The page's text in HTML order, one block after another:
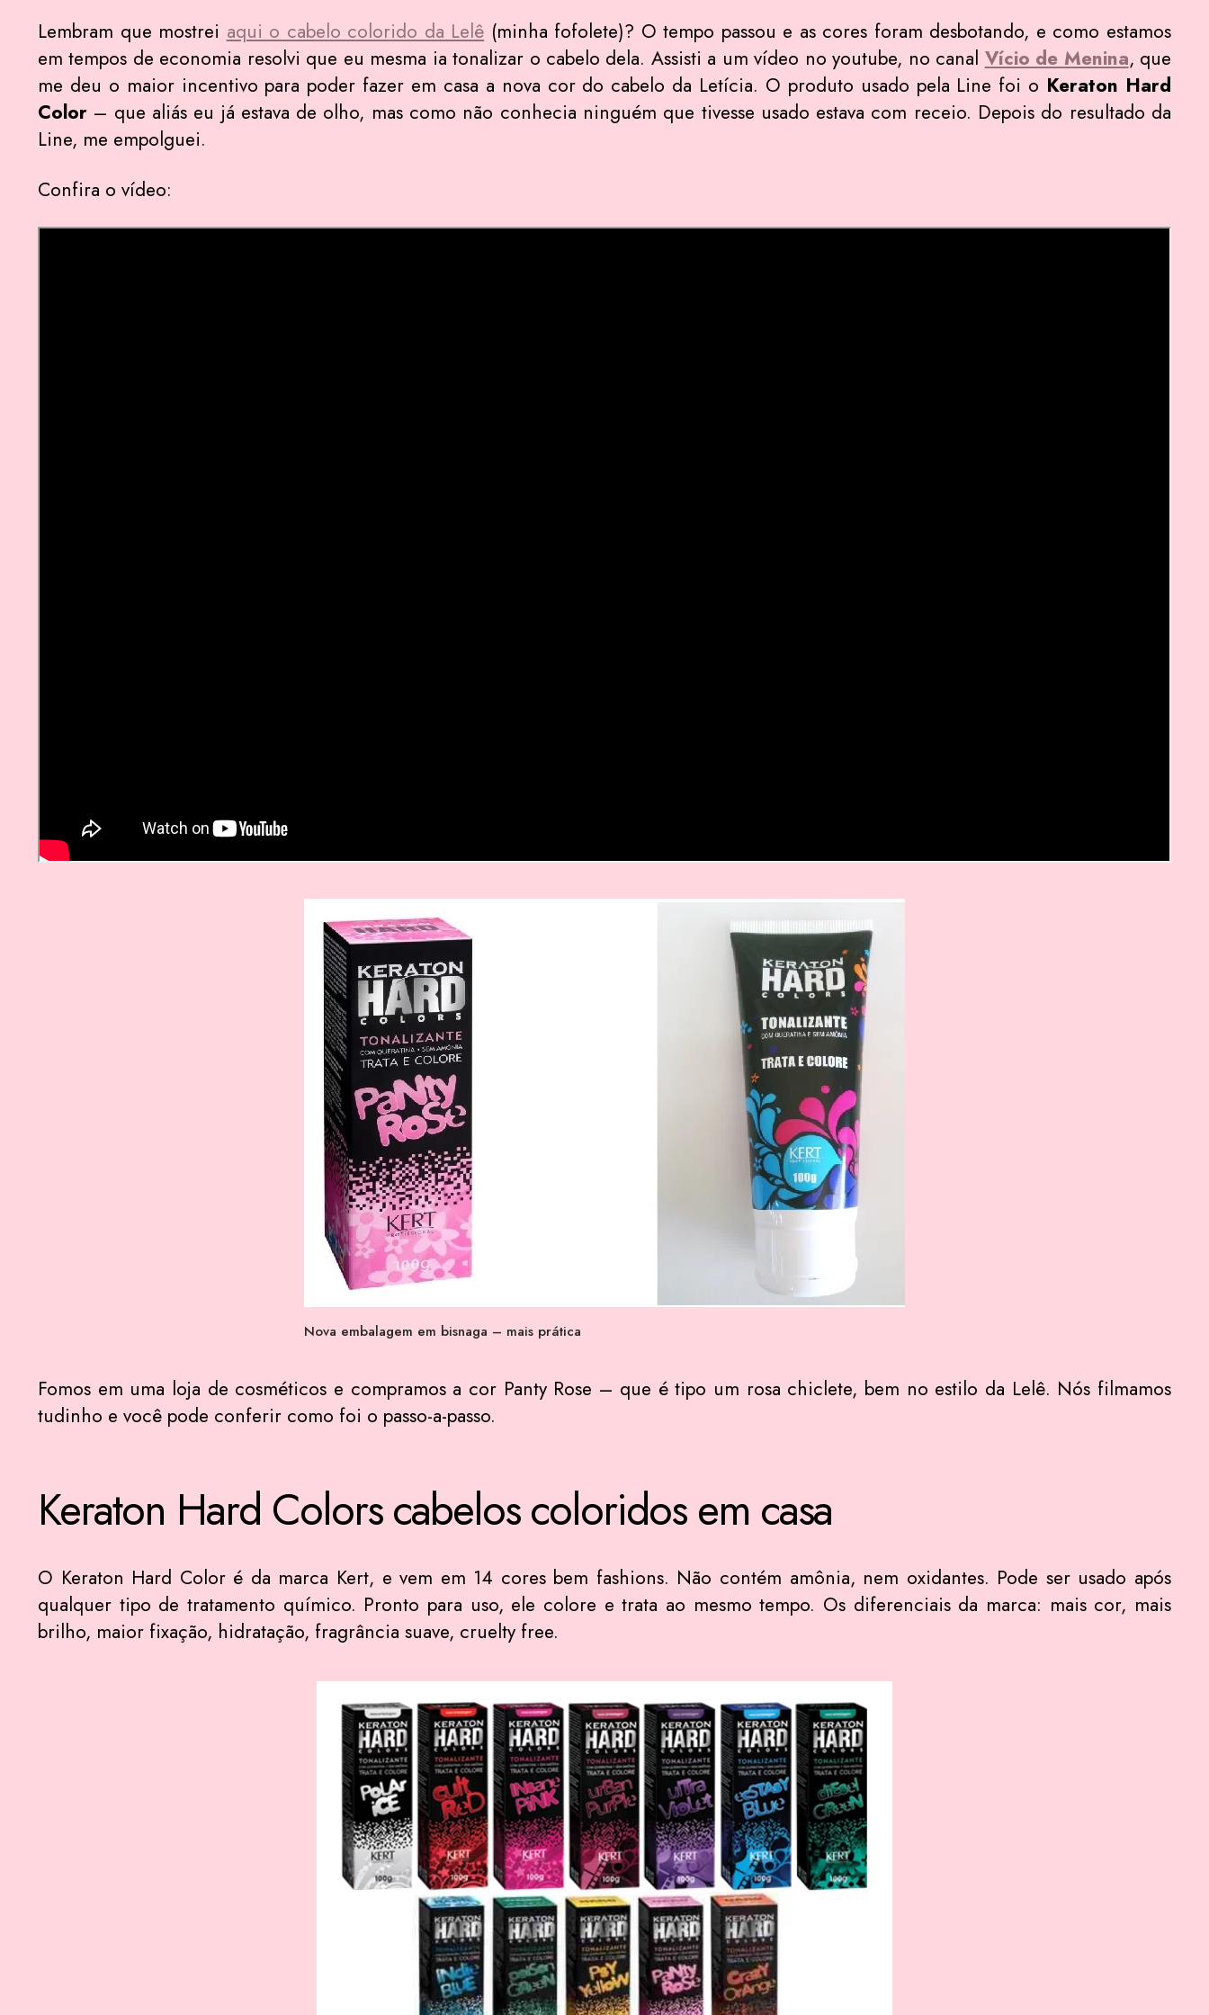
Lembram que mostrei aqui o cabelo colorido da Lelê (minha fofolete)? O tempo passou e as cores foram desbotando, e como estamos
em tempos de economia resolvi que eu mesma ia tonalizar o cabelo dela. Assisti a um vídeo no youtube, no canal Vício de Menina, que
me deu o maior incentivo para poder fazer em casa a nova cor do cabelo da Letícia. O produto usado pela Line foi o Keraton Hard
Color – que aliás eu já estava de olho, mas como não conhecia ninguém que tivesse usado estava com receio. Depois do resultado da
Line, me empolguei.
Confira o vídeo:
Nova embalagem em bisnaga – mais prática
Fomos em uma loja de cosméticos e compramos a cor Panty Rose – que é tipo um rosa chiclete, bem no estilo da Lelê. Nós filmamos
tudinho e você pode conferir como foi o passo-a-passo.
Keraton Hard Colors cabelos coloridos em casa
O Keraton Hard Color é da marca Kert, e vem em 14 cores bem fashions. Não contém amônia, nem oxidantes. Pode ser usado após
qualquer tipo de tratamento químico. Pronto para uso, ele colore e trata ao mesmo tempo. Os diferenciais da marca: mais cor, mais
brilho, maior fixação, hidratação, fragrância suave, cruelty free.